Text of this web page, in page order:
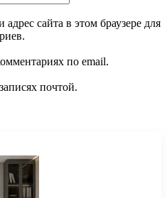
сайта в этом браузере для
по email.
почтой.